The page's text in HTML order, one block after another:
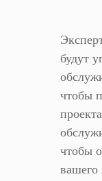
будут
чтобы
чтобы
вашего